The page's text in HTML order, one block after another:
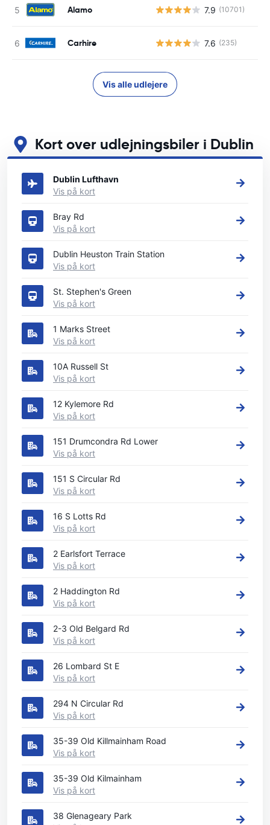
Alamo 7.9 (10701)
Carhire 7.6 (235)
Vis alle udlejere
Kort over udlejningsbiler i Dublin
Se vores vigtigste biludlejningssteder i Dublin
Dublin Lufthavn
Vis på kort
Bray Rd
Vis på kort
Dublin Heuston Train Station
Vis på kort
St. Stephen's Green
Vis på kort
1 Marks Street
Vis på kort
10A Russell St
Vis på kort
12 Kylemore Rd
Vis på kort
151 Drumcondra Rd Lower
Vis på kort
151 S Circular Rd
Vis på kort
16 S Lotts Rd
Vis på kort
2 Earlsfort Terrace
Vis på kort
2 Haddington Rd
Vis på kort
2-3 Old Belgard Rd
Vis på kort
26 Lombard St E
Vis på kort
294 N Circular Rd
Vis på kort
35-39 Old Killmainham Road
Vis på kort
35-39 Old Kilmainham
Vis på kort
38 Glenageary Park